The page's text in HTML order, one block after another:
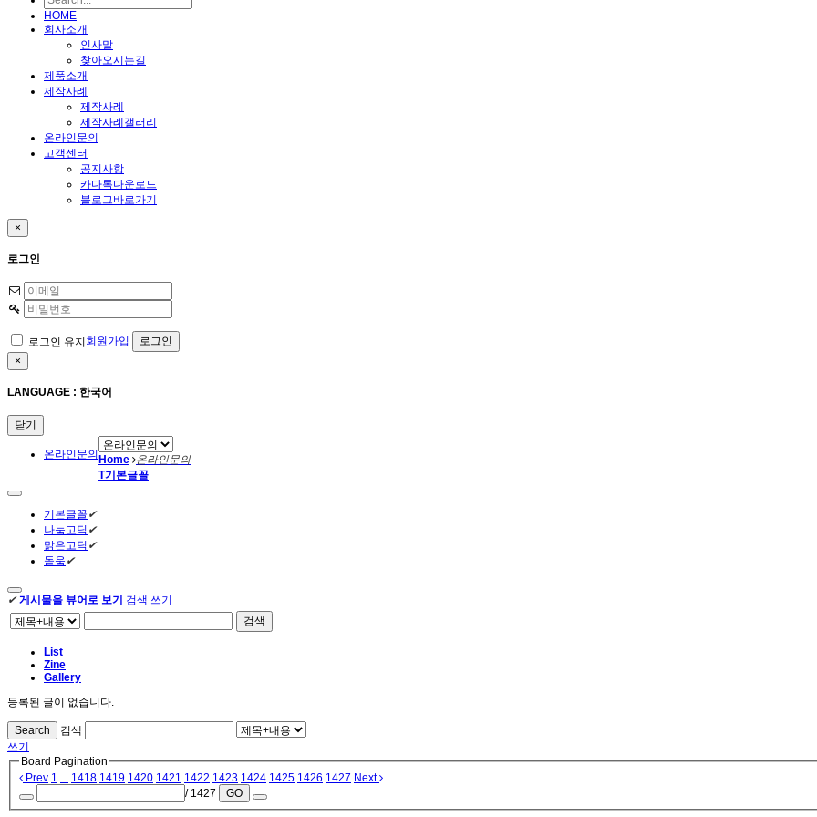
HOME
회사소개
인사말
찾아오시는길
제품소개
제작사례
제작사례
제작사례갤러리
온라인문의
고객센터
공지사항
카다록다운로드
블로그바로가기
×
로그인
로그인 유지회원가입
×
LANGUAGE : 한국어
닫기
온라인문의Home 온라인문의
T기본글꼴
기본글꼴 ✔
나눔고딕 ✔
맑은고딕 ✔
돋움 ✔
✔ 게시물을 뷰어로 보기 검색 쓰기
검색
List
Zine
Gallery
등록된 글이 없습니다.
Search
검색
쓰기
Board Pagination
Prev 1 1418 1419 1420 1421 1422 1423 1424 1425 1426 1427 Next
/ 1427
GO